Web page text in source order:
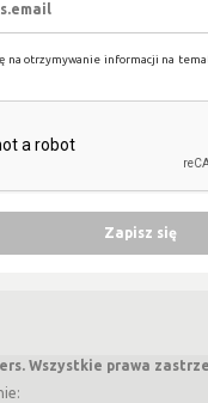
na otrzymywanie informacji na
Wszystkie prawa